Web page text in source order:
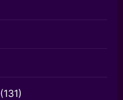
(131)